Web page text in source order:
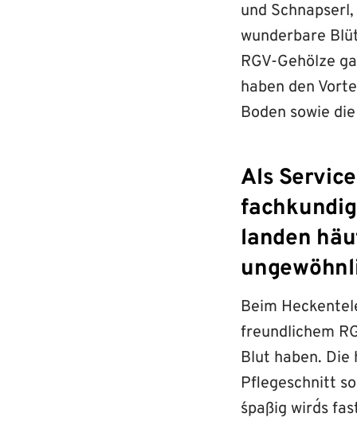
und
wunderbare
RGV-Gehölze
haben den
Boden sowie
Als
landen
Beim
freundlichem
Blut haben.
Pflegeschnitt
´spaßig wird´s